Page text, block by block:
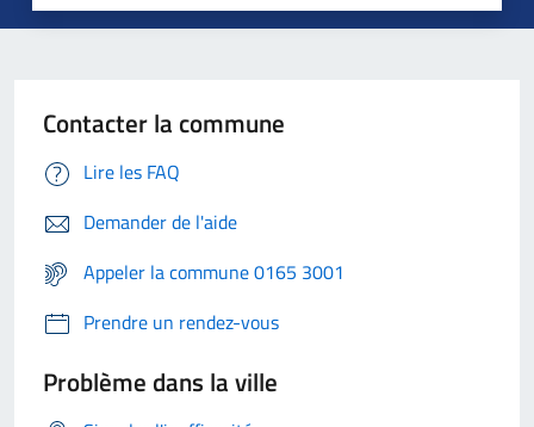
Contacter la commune
Lire les FAQ
Demander de l'aide
Appeler la commune 0165 3001
Prendre un rendez-vous
Problème dans la ville